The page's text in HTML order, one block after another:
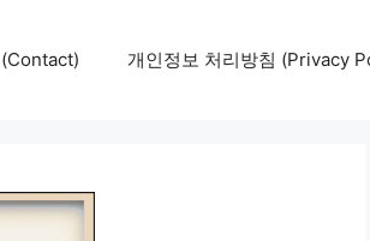
개인정보 처리방침 (Privacy